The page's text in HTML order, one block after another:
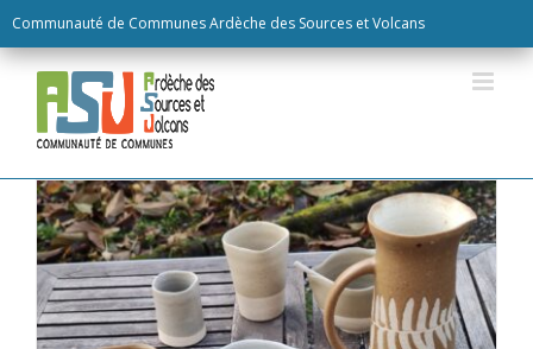
Communauté de Communes Ardèche des Sources et Volcans
to
content